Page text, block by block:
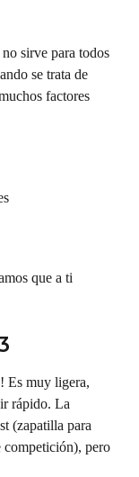
sirve para todos
se trata de
factores
que a ti
Es muy ligera,
rápido. La
(zapatilla para
competición), pero